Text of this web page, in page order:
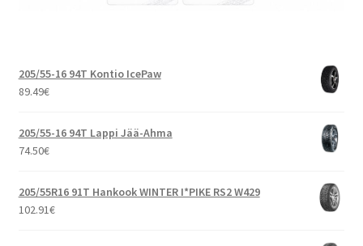
205/55-16 94T Kontio IcePaw
89.49€
205/55-16 94T Lappi Jää-Ahma
74.50€
205/55R16 91T Hankook WINTER I*PIKE RS2 W429
102.91€